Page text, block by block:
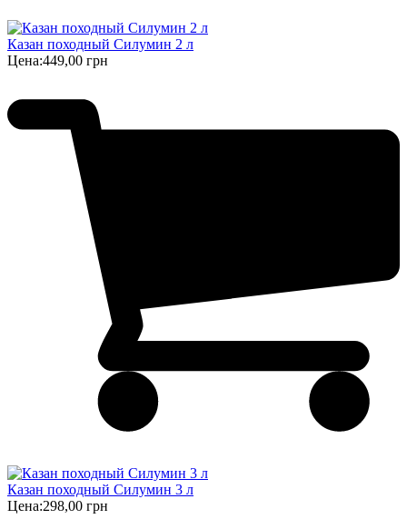
Казан походный Силумин 2 л
Цена:449,00 грн
Казан походный Силумин 3 л
Цена:298,00 грн